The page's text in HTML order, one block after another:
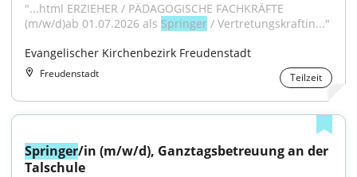
"...html ERZIEHER / PÄDAGOGISCHE FACHKRÄFTE
(m/w/d)ab 01.07.2026 als Springer / Vertretungskraftin..."
Evangelischer Kirchenbezirk Freudenstadt
Freudenstadt Teilzeit
Springer/in (m/w/d), Ganztagsbetreuung an der
Talschule